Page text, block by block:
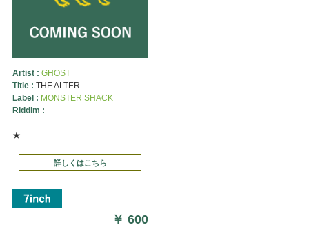
Artist : GHOST
Title : THE ALTER
Label : MONSTER SHACK
Riddim :
★
詳しくはこちら
￥600